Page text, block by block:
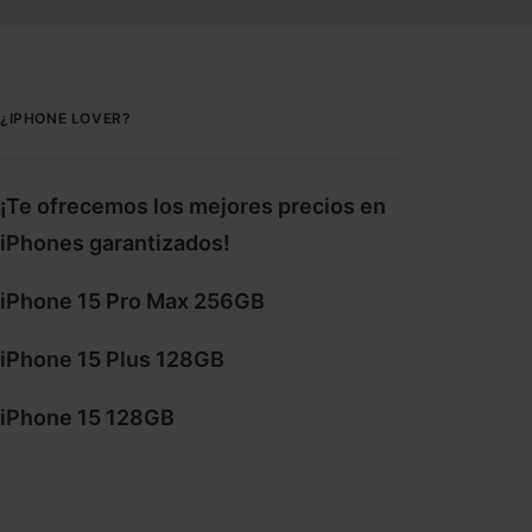
¿IPHONE LOVER?
¡Te ofrecemos los mejores precios en
iPhones garantizados!
iPhone 15 Pro Max 256GB
iPhone 15 Plus 128GB
iPhone 15 128GB